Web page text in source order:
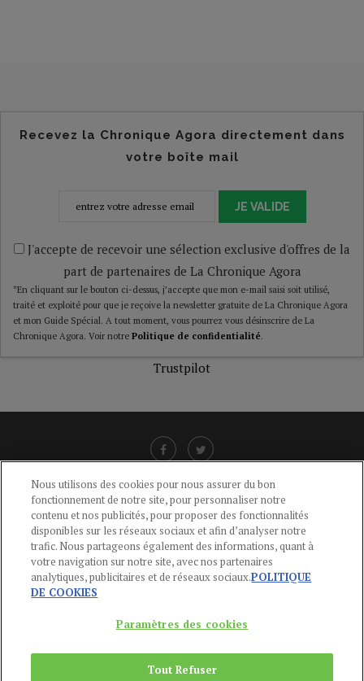
Recevez la Chronique Agora directement dans
votre boîte mail
JE VALIDE
J'accepte de recevoir une sélection exclusive d'offres de la
part de partenaires de La Chronique Agora
*En cliquant sur le bouton ci-dessus, j’accepte que mon e-mail saisi soit utilisé,
traité et exploité pour que je reçoive la newsletter gratuite de La Chronique Agora
et mon Guide Spécial. A tout moment, vous pourrez vous désinscrire de La
Chronique Agora. Voir notre Politique de confidentialité.
Trustpilot
CGU-POLITIQUE DE CONFIDENTIALITÉ -POLITIQUE DES COOKIES
MENTIONS LÉGALES -AIDE
CONTACT
01 44 59 91 11
Du Lundi au Vendredi, 9h-13h et 14h-17h
Nous utilisons des cookies pour nous assurer du bon
fonctionnement de notre site, pour personnaliser notre
contenu et nos publicités, pour proposer des fonctionnalités
disponibles sur les réseaux sociaux et afin d’analyser notre
trafic. Nous partageons également des informations, quant à
votre navigation sur notre site, avec nos partenaires
analytiques, publicitaires et de réseaux sociaux.POLITIQUE
DE COOKIES
Paramètres des cookies
Tout Refuser